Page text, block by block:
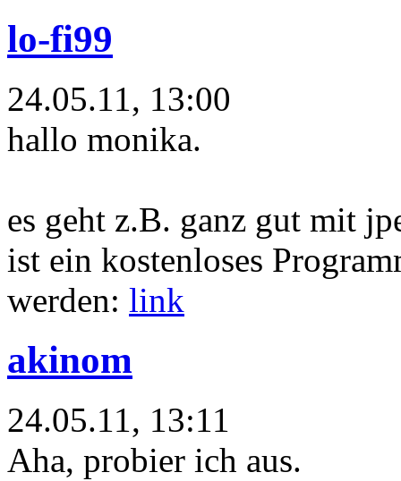
lo-fi99
24.05.11, 13:00
hallo monika.
es geht z.B. ganz gut mit
ist ein kostenloses
werden: link
akinom
24.05.11, 13:11
Aha, probier ich aus.